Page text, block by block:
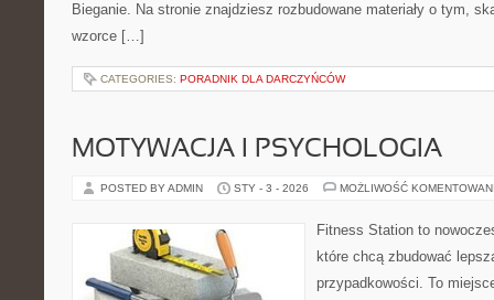
Bieganie. Na stronie znajdziesz rozbudowane materiały o tym,
wzorce […]
CATEGORIES: PORADNIK DLA DARCZYŃCÓW
MOTYWACJA I PSYCHOLOGIA
POSTED BY ADMIN STY - 3 - 2026 MOŻLIWOŚĆ
Fitness Station to
które chcą zbudować
przypadkowości. To